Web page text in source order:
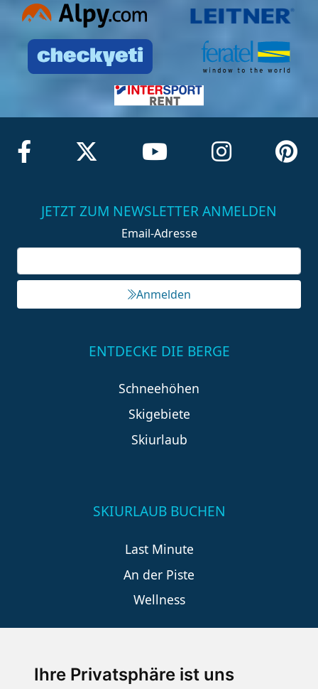
Ihre Privatsphäre ist uns
JETZT ZUM NEWSLETTER ANMELDEN
Email-Adresse
Anmelden
ENTDECKE DIE BERGE
Schneehöhen
Skigebiete
Skiurlaub
SKIURLAUB BUCHEN
Last Minute
An der Piste
Wellness
SCHNEEHÖHEN SKI APP